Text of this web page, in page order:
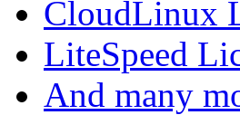
CloudLinux
LiteSpeed
And many